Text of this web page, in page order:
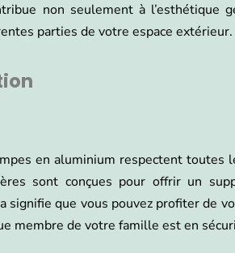
non seulement à l’esthétique
parties de votre espace extérieur.
en aluminium respectent toutes
sont conçues pour offrir un
que vous pouvez profiter de
membre de votre famille est en